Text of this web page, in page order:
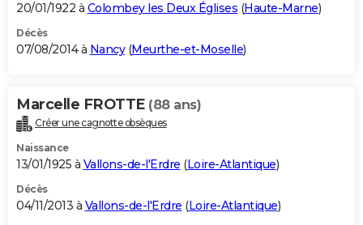
20/01/1922 à Colombey les Deux Églises (Haute-Marne)
Décès
07/08/2014 à Nancy(Meurthe-et-Moselle)
Marcelle FROTTE (88 ans)
Créer une cagnotte obsèques
Naissance
13/01/1925 à Vallons-de-l'Erdre (Loire-Atlantique)
Décès
04/11/2013 à Vallons-de-l'Erdre (Loire-Atlantique)